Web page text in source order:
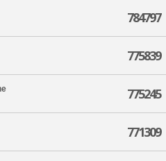
784797
775839
775245
771309